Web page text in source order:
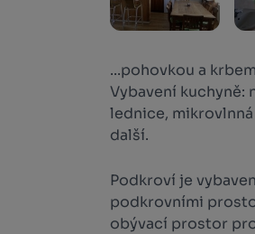
...pohovkou a
Vybavení kuchyně:
lednice,
další.
Podkroví je
podkrovními
obývací prostor